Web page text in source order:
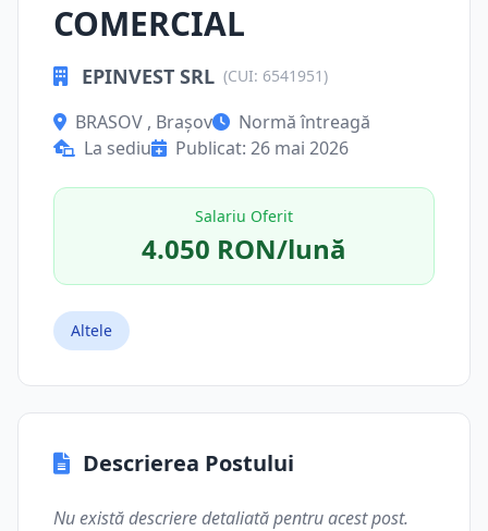
COMERCIAL
EPINVEST SRL (CUI: 6541951)
BRASOV , Brașov
Normă întreagă
La sediu
Publicat: 26 mai 2026
Salariu Oferit
4.050 RON/lună
Altele
Descrierea Postului
Nu există descriere detaliată pentru acest post.